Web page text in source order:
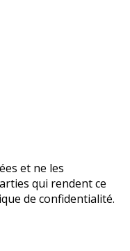
et ne les
qui rendent ce
de confidentialité.